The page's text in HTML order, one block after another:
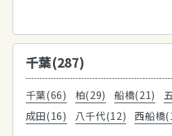
千葉(287)
千葉(66) 柏(29) 船橋(21)
成田(16)
八千代(12)
西船橋